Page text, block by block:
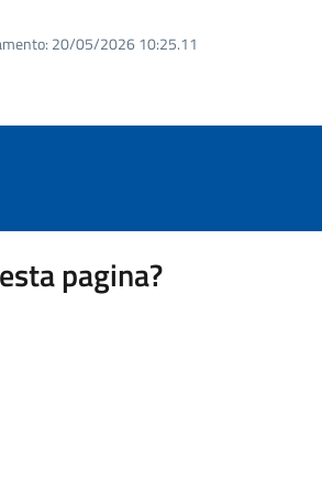
20/05/2026 10:25.11
pagina?